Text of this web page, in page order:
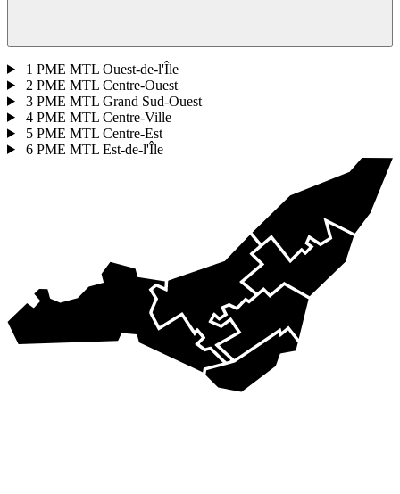
1 PME MTL Ouest-de-l'Île
2 PME MTL Centre-Ouest
3 PME MTL Grand Sud-Ouest
4 PME MTL Centre-Ville
5 PME MTL Centre-Est
6 PME MTL Est-de-l'Île